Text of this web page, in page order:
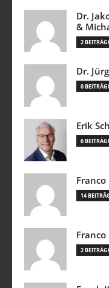
Dr.
&
2
Dr.
0
Erik
6
14
2